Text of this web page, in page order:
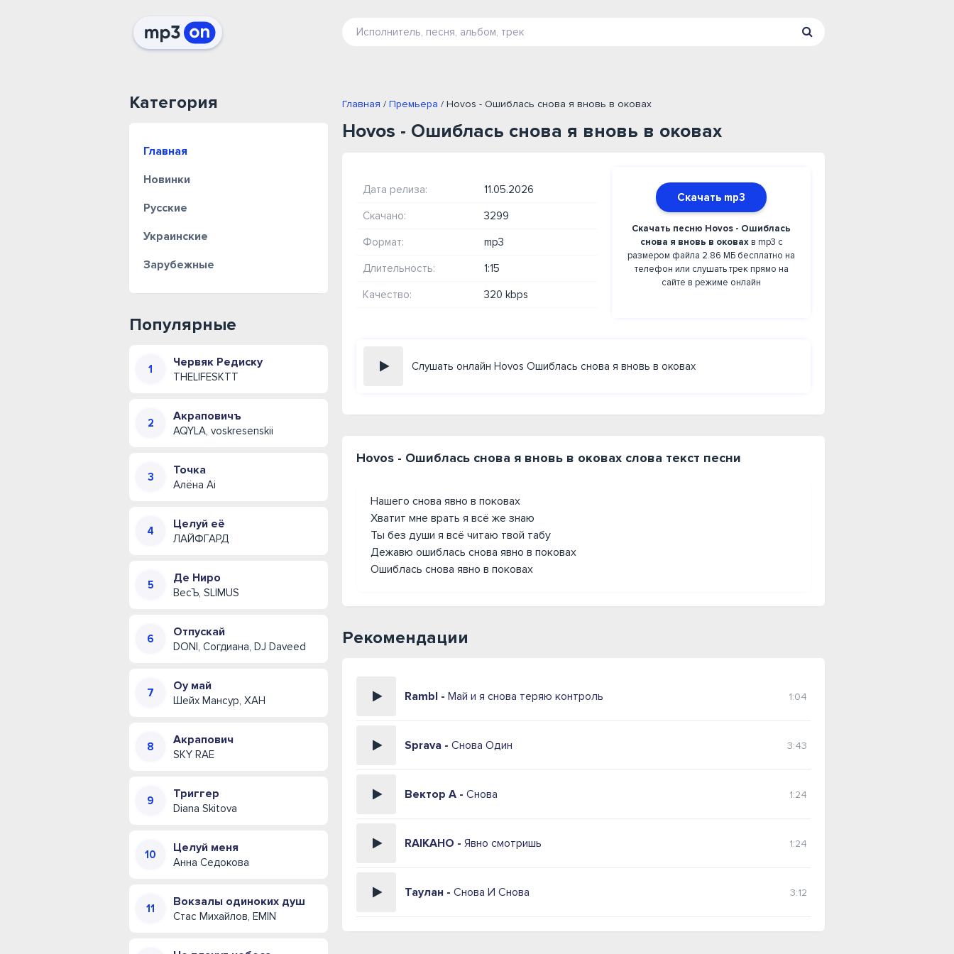
Категория
Главная
Новинки
Русские
Украинские
Зарубежные
Популярные
Червяк Редиску
THELIFESKTT
Акраповичъ
AQYLA, voskresenskii
Точка
Алёна Ai
Целуй её
ЛАЙФГАРД
Де Ниро
ВесЪ, SLIMUS
Отпускай
DONI, Согдиана, DJ Daveed
Оу май
Шейх Мансур, ХАН
Акрапович
SKY RAE
Триггер
Diana Skitova
Целуй меня
Анна Седокова
Вокзалы одиноких душ
Стас Михайлов, EMIN
Главная / Премьера / Hovos - Ошиблась снова я вновь в оковах
Hovos - Ошиблась снова я вновь в оковах
Дата релиза: 11.05.2026
Скачано: 3299
Формат: mp3
Длительность: 1:15
Качество: 320 kbps
Скачать mp3
Скачать песню Hovos - Ошиблась
снова я вновь в оковахв mp3 с
размером файла 2.86 МБ бесплатно на
телефон или слушать трек прямо на
сайте в режиме онлайн
Слушать онлайн Hovos Ошиблась снова я вновь в оковах
Hovos - Ошиблась снова я вновь в оковах слова текст песни
Нашего снова явно в поковах
Хватит мне врать я всё же знаю
Ты без души я всё читаю твой табу
Дежавю ошиблась снова явно в поковах
Ошиблась снова явно в поковах
Рекомендации
Rambl - Май и я снова теряю контроль 1:04
Sprava - Снова Один 3:43
Вектор А - Снова 1:24
RAIKAHO - Явно смотришь 1:24
Таулан - Снова И Снова 3:12